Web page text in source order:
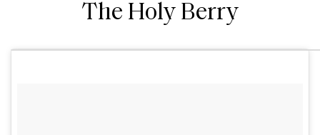
The Holy Berry